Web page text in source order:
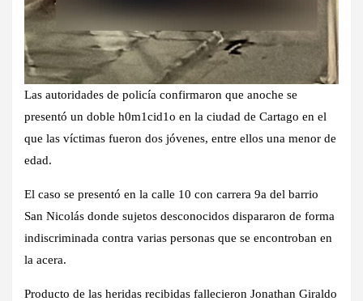
Las autoridades de policía confirmaron que anoche se
presentó un doble h0m1cid1o en la ciudad de Cartago en el
que las víctimas fueron dos jóvenes, entre ellos una menor de
edad.
El caso se presentó en la calle 10 con carrera 9a del barrio
San Nicolás donde sujetos desconocidos dispararon de forma
indiscriminada contra varias personas que se encontroban en
la acera.
Producto de las heridas recibidas fallecieron Jonathan Giraldo